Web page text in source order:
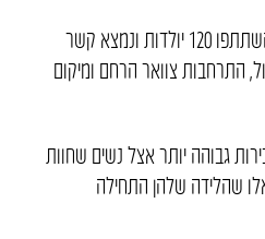
בשנת 2021 נעשה מחקר בו השתתפו 120 יולדות ונמצא קשר
התרחבות צוואר הרחם ומיקום
גבוהה יותר אצל נשים שחוות
שהלידה שלהן התחילה